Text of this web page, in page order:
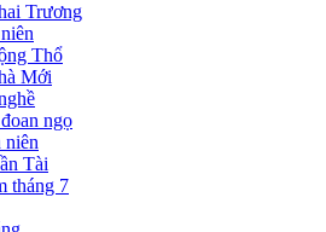
Trương
Thổ
Mới
ngọ
niên
Tài
tháng 7